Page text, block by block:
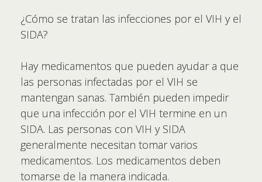
¿Cómo se tratan las infecciones por el VIH y el
SIDA?
Hay medicamentos que pueden ayudar a que
las personas infectadas por el VIH se
mantengan sanas. También pueden impedir
que una infección por el VIH termine en un
SIDA. Las personas con VIH y SIDA
generalmente necesitan tomar varios
medicamentos. Los medicamentos deben
tomarse de la manera indicada.